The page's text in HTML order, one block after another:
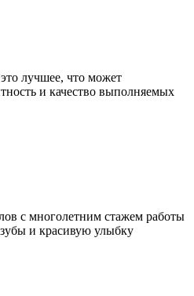
лучшее, что может
и качество выполняемых
с многолетним стажем работы
и красивую улыбку